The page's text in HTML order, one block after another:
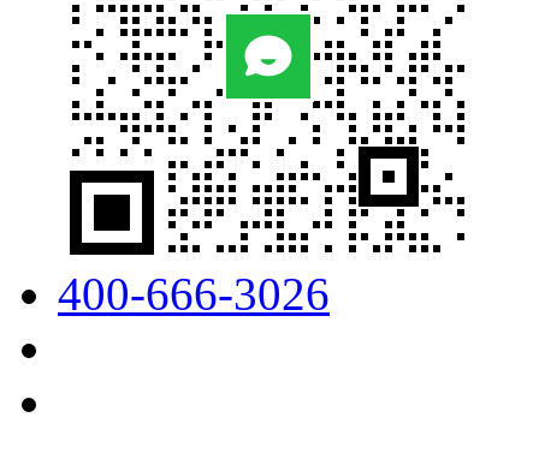
400-666-3026